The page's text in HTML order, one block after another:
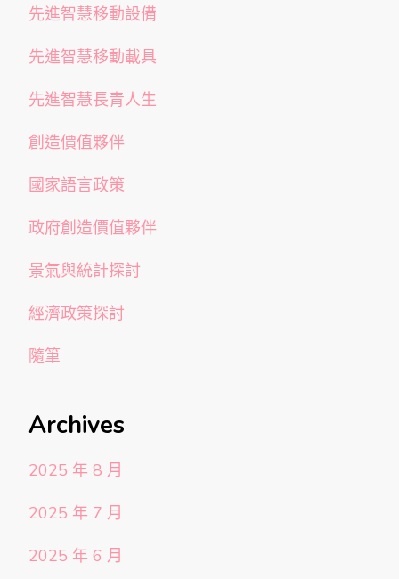
先進智慧移動設備
先進智慧移動載具
先進智慧長青人生
創造價值夥伴
國家語言政策
政府創造價值夥伴
景氣與統計探討
經濟政策探討
隨筆
Archives
2025 年 8 月
2025 年 7 月
2025 年 6 月